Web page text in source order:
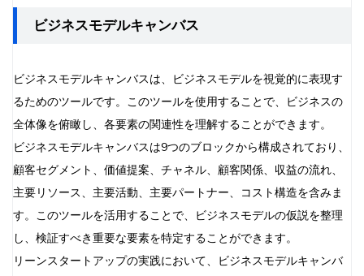
ビジネスモデルキャンバス
ビジネスモデルキャンバスは、ビジネスモデルを視覚的に表現す
るためのツールです。このツールを使用することで、ビジネスの
全体像を俯瞰し、各要素の関連性を理解することができます。
ビジネスモデルキャンバスは9つのブロックから構成されており、
顧客セグメント、価値提案、チャネル、顧客関係、収益の流れ、
主要リソース、主要活動、主要パートナー、コスト構造を含みま
す。このツールを活用することで、ビジネスモデルの仮説を整理
し、検証すべき重要な要素を特定することができます。
リーンスタートアップの実践において、ビジネスモデルキャンバ